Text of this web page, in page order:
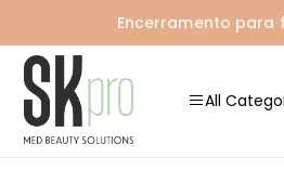
Encerramento para
All